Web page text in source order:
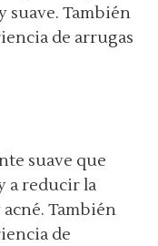
suave. También
de arrugas
suave que
a reducir la
También
de